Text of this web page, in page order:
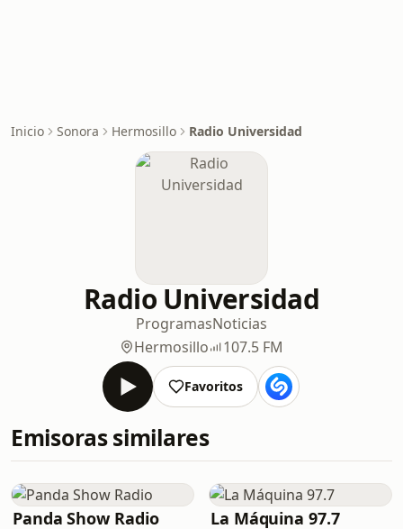
Inicio Sonora Hermosillo Radio Universidad
Radio Universidad
ProgramasNoticias
Hermosillo
107.5 FM
Favoritos
Emisoras similares
Panda Show Radio La Máquina 97.7